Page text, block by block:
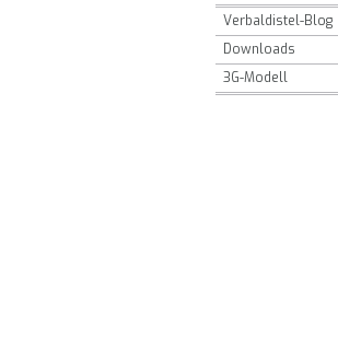
Verbaldistel-Blog
Downloads
3G-Modell